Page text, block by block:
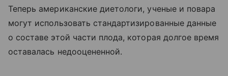
Теперь американские диетологи, ученые и повара
могут использовать стандартизированные данные
о составе этой части плода, которая долгое время
оставалась недооцененной.